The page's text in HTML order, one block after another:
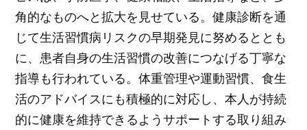
角的なものへと拡大を見せている。健康診断を通
じて生活習慣病リスクの早期発見に努めるととも
に、患者自身の生活習慣の改善につなげる丁寧な
指導も行われている。体重管理や運動習慣、食生
活のアドバイスにも積極的に対応し、本人が持続
的に健康を維持できるようサポートする取り組み